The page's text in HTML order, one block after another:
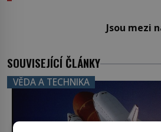
Jsou mezi
SOUVISEJÍCÍ ČLÁNKY
VĚDA A TECHNIKA